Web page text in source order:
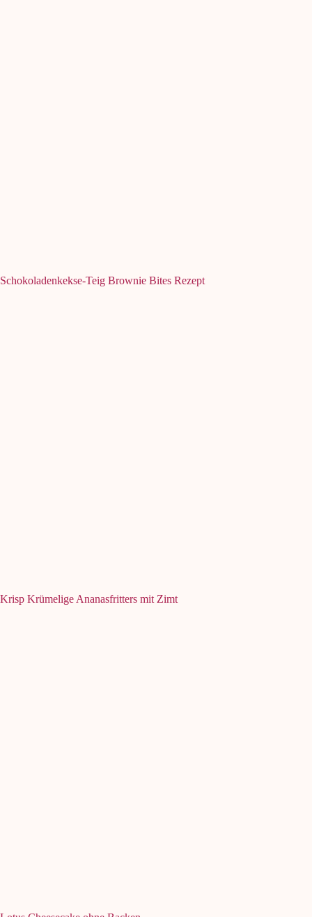
Schokoladenkekse-Teig Brownie Bites Rezept
Krisp Krümelige Ananasfritters mit Zimt